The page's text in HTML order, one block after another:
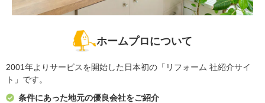
ホームプロについて
2001年よりサービスを開始した日本初の「リフォーム 社紹介サイ
ト」です。
条件にあった地元の優良会社をご紹介